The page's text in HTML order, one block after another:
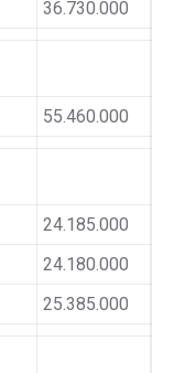
36.730.000
55.460.000
24.185.000
24.180.000
25.385.000